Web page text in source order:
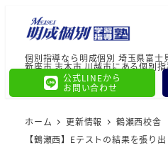
個別指導なら明成個別 埼玉県富士
新座市,志木市,川越市にある個別
公式LINEから
お問い合わせ
ホーム 更新情報 鶴瀬西校舎
【鶴瀬西】Eテストの結果を張り